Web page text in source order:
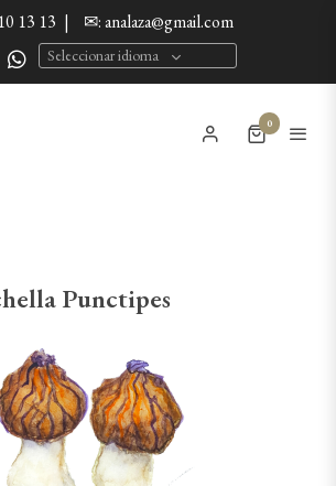
13 13 | ✉: analaza@gmail.com
Seleccionar idioma
0
Punctipes